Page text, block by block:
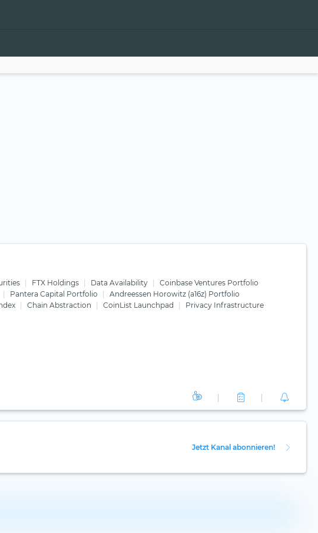
FTX Holdings Data Availability
Coinbase Ventures Portfolio
Pantera Capital Portfolio
Andreessen Horowitz (a16z) Portfolio
Chain Abstraction CoinList Launchpad
Privacy Infrastructure
Jetzt Kanal abonnieren!